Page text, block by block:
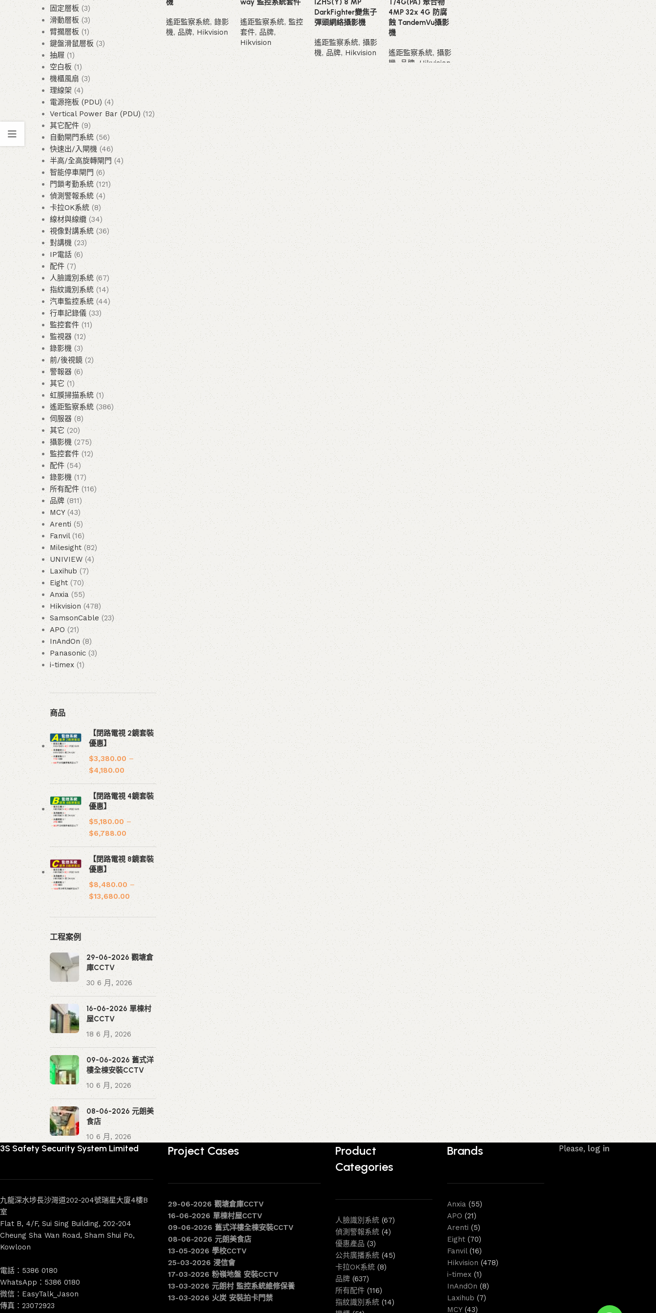
固定層板
3
滑動層板
3
臂擱層板
1
鍵盤滑鼠層板 3
抽屜
1
空白板
1
機櫃風扇
3
理線架 4
電源拖板 (PDU) 4
Vertical Power Bar (PDU)
12
其它配件
9
自動閘門系統
56
快速出/入閘機 46
半高/全高旋轉閘門 4
智能停車閘門
6
門鎖考勤系統 121
偵測警報系統 4
卡拉OK系統
8
線材與線纜 34
視像對講系統 36
對講機 23
IP電話 6
配件
7
人臉識別系統 67
指紋識別系統 14
汽車監控系統 44
行車記錄儀 33
監控套件 11
監視器 12
錄影機 3
前/後視鏡 2
警報器 6
其它
1
虹膜掃描系統 1
遙距監察系統 386
伺服器
8
其它
20
攝影機 275
監控套件 12
配件
54
錄影機 17
所有配件 116
品牌
811
MCY 43
Arenti
5
Fanvil 16
Milesight
82
UNIVIEW 4
Laxihub
7
Eight
70
Anxia
55
Hikvision 478
SamsonCable 23
APO
21
InAndOn
8
Panasonic 3
i-timex 1
商品
【閉路電視 2鏡套裝
優惠】
$3,380.00–
$4,180.00
【閉路電視 4鏡套裝
優惠】
$5,180.00–
$6,788.00
【閉路電視 8鏡套裝
優惠】
$8,480.00–
$13,680.00
工程案例
29-06-2026 觀塘倉
庫CCTV
30 6 月, 2026
16-06-2026 單棟村
屋CCTV
18 6 月, 2026
09-06-2026 舊式洋
樓全棟安裝CCTV
10 6 月, 2026
08-06-2026 元朗美
食店
10 6 月, 2026
機
遙距監察系統,錄影
機,品牌, Hikvision
查看內容
way 監控系統套件
遙距監察系統,監控
套件, 品牌,
Hikvision
查看內容
IZHS(Y) 8 MP
DarkFighter變焦子
彈頭網絡攝影機
遙距監察系統,攝影
機,品牌,Hikvision
查看內容
T/4G(PA) 聚合物
4MP 32x 4G 防腐
蝕 TandemVu攝影
機
遙距監察系統,攝影
機 , 品牌 , Hikvision
查看內容
3S Safety Security System Limited
九龍深水埗長沙灣道202-204號瑞星大廈4樓B
室
Flat B, 4/F, Sui Sing Building, 202-204
Cheung Sha Wan Road, Sham Shui Po,
Kowloon
電話：5386 0180
WhatsApp：5386 0180
微信：EasyTalk_Jason
傳真：23072923
Project Cases
29-06-2026 觀塘倉庫CCTV
16-06-2026 單棟村屋CCTV
09-06-2026 舊式洋樓全棟安裝CCTV
08-06-2026 元朗美食店
13-05-2026 學校CCTV
25-03-2026 浸信會
17-03-2026 粉嶺地盤 安裝CCTV
13-03-2026 元朗村 監控系統維修保養
13-03-2026 火炭 安裝拍卡門禁
Product
Categories
人臉識別系統 (67)
偵測警報系統 (4)
優惠產品 (3)
公共廣播系統 (45)
卡拉OK系統 (8)
品牌 (637)
所有配件 (116)
指紋識別系統 (14)
Brands
Anxia (55)
APO (21)
Arenti (5)
Eight (70)
Fanvil(16)
Hikvision (478)
i-timex (1)
InAndOn (8)
Laxihub (7)
MCY(43)
Please, log in